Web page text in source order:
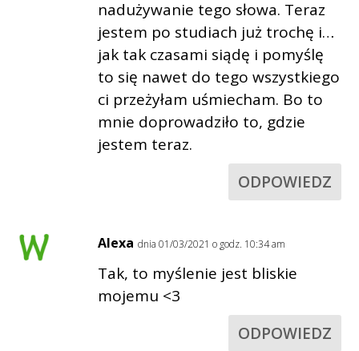
nadużywanie tego słowa. Teraz
jestem po studiach już trochę i…
jak tak czasami siądę i pomyślę
to się nawet do tego wszystkiego
ci przeżyłam uśmiecham. Bo to
mnie doprowadziło to, gdzie
jestem teraz.
ODPOWIEDZ
Alexa dnia 01/03/2021 o godz. 10:34 am
Tak, to myślenie jest bliskie
mojemu <3
ODPOWIEDZ